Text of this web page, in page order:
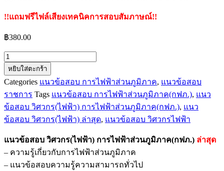
!!แถมฟรีไฟล์เสียงเทคนิคการสอบสัมภาษณ์!!
฿380.00
จำนวน
แนว
ข้อสอบ
วิศวกร(ไฟฟ้า)
การ
ไฟฟ้า
ภูมิภาค(กฟภ.)
ชิ้น
หยิบใส่ตะกร้า
Categories แนวข้อสอบ การไฟฟ้าส่วนภูมิภาค, แนวข้อสอบ
ราชการ Tags แนวข้อสอบ การไฟฟ้าส่วนภูมิภาค(กฟภ.), แนว
ข้อสอบ วิศวกร(ไฟฟ้า) การไฟฟ้าส่วนภูมิภาค(กฟภ.), แนว
ข้อสอบ วิศวกร(ไฟฟ้า) ล่าสุด, แนวข้อสอบ วิศวกรไฟฟ้า
แนวข้อสอบ วิศวกร(ไฟฟ้า) การไฟฟ้าส่วนภูมิภาค(กฟภ.) ล่าสุด
– ความรู้เกี่ยวกับการไฟฟ้าส่วนภูมิภาค
– แนวข้อสอบความรู้ความสามารถทั่วไป